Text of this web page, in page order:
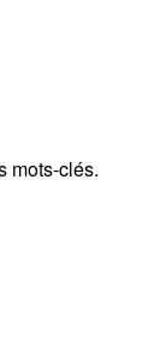
mots-clés.